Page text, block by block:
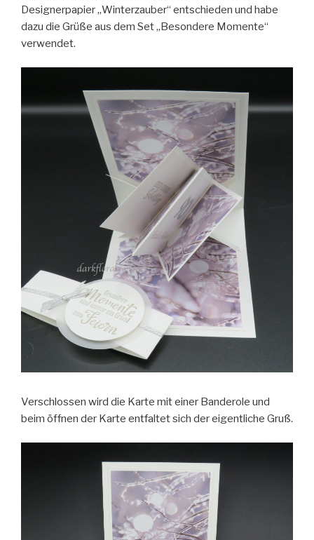
Designerpapier „Winterzauber“ entschieden und habe
dazu die Grüße aus dem Set „Besondere Momente“
verwendet.
Verschlossen wird die Karte mit einer Banderole und
beim öffnen der Karte entfaltet sich der eigentliche Gruß.